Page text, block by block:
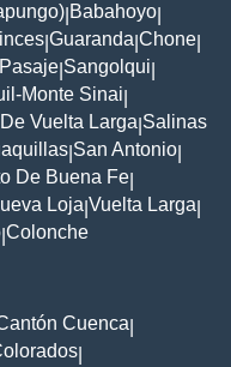
Babahoyo
Guaranda Chone
Pasaje Sangolqui
Monte Sinai
Vuelta Larga Salinas
San Antonio
De Buena Fe
Loja Vuelta Larga
Colonche
Cuenca